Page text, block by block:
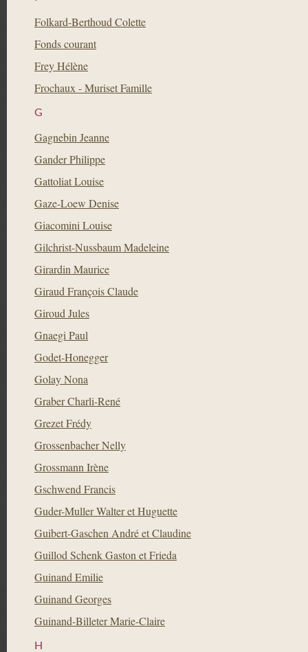
Folkard-Berthoud Colette
Fonds courant
Frey Hélène
Frochaux - Muriset Famille
G
Gagnebin Jeanne
Gander Philippe
Gattoliat Louise
Gaze-Loew Denise
Giacomini Louise
Gilchrist-Nussbaum Madeleine
Girardin Maurice
Giraud François Claude
Giroud Jules
Gnaegi Paul
Godet-Honegger
Golay Nona
Graber Charli-René
Grezet Frédy
Grossenbacher Nelly
Grossmann Irène
Gschwend Francis
Guder-Muller Walter et Huguette
Guibert-Gaschen André et Claudine
Guillod Schenk Gaston et Frieda
Guinand Emilie
Guinand Georges
Guinand-Billeter Marie-Claire
H